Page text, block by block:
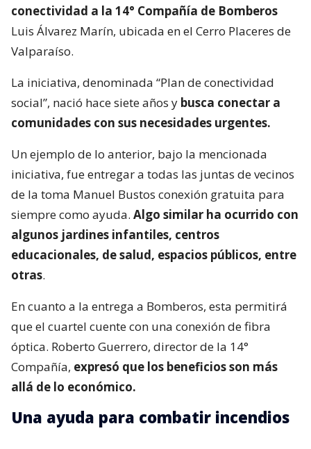
conectividad a la 14° Compañía de Bomberos
Luis Álvarez Marín, ubicada en el Cerro Placeres de
Valparaíso.
La iniciativa, denominada “Plan de conectividad
social”, nació hace siete años y busca conectar a
comunidades con sus necesidades urgentes.
Un ejemplo de lo anterior, bajo la mencionada
iniciativa, fue entregar a todas las juntas de vecinos
de la toma Manuel Bustos conexión gratuita para
siempre como ayuda. Algo similar ha ocurrido con
algunos jardines infantiles, centros
educacionales, de salud, espacios públicos, entre
otras.
En cuanto a la entrega a Bomberos, esta permitirá
que el cuartel cuente con una conexión de fibra
óptica. Roberto Guerrero, director de la 14°
Compañía, expresó que los beneficios son más
allá de lo económico.
Una ayuda para combatir incendios